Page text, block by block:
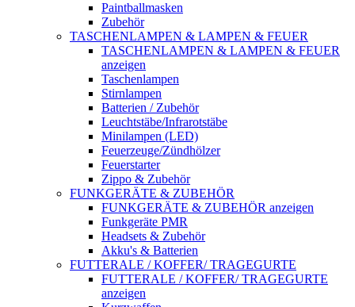
Paintballmasken
Zubehör
TASCHENLAMPEN & LAMPEN & FEUER
TASCHENLAMPEN & LAMPEN & FEUER
anzeigen
Taschenlampen
Stirnlampen
Batterien / Zubehör
Leuchtstäbe/Infrarotstäbe
Minilampen (LED)
Feuerzeuge/Zündhölzer
Feuerstarter
Zippo & Zubehör
FUNKGERÄTE & ZUBEHÖR
FUNKGERÄTE & ZUBEHÖR anzeigen
Funkgeräte PMR
Headsets & Zubehör
Akku's & Batterien
FUTTERALE / KOFFER/ TRAGEGURTE
FUTTERALE / KOFFER/ TRAGEGURTE
anzeigen